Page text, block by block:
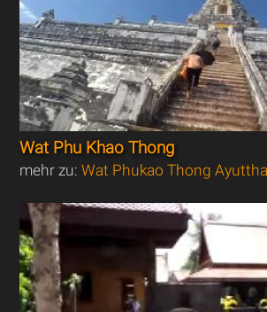
Wat Phu Khao Thong
mehr zu:Wat Phukao Thong